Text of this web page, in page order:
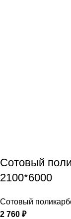
Сотовый
2100*6000
Сотовый
2 760 ₽